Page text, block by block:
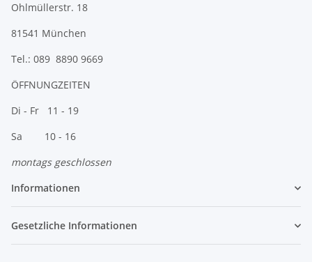
Ohlmüllerstr. 18
81541 München
Tel.: 089 8890 9669
ÖFFNUNGZEITEN
Di - Fr 11 - 19
Sa 10 - 16
montags geschlossen
Informationen
Gesetzliche Informationen